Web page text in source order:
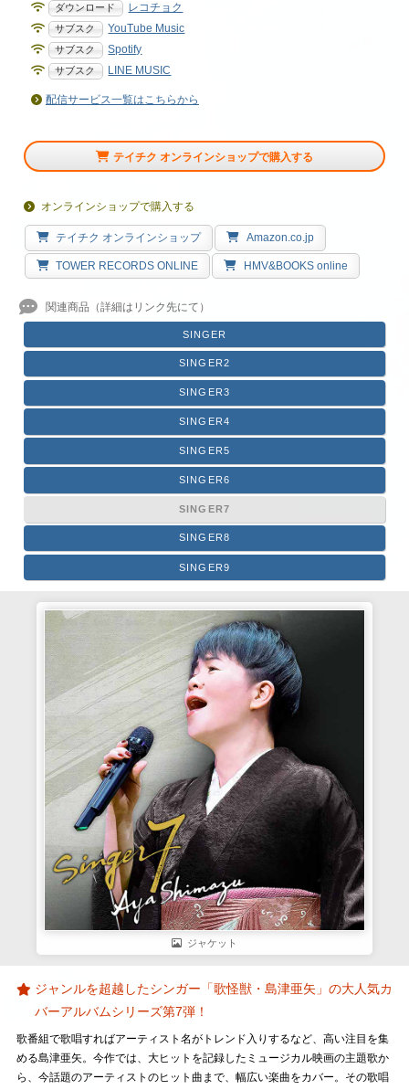
レコチョク
YouTube Music
Spotify
LINE MUSIC
配信サービス一覧はこちらから
テイチク オンラインショップで購入する
オンラインショップで購入する
テイチク オンラインショップ Amazon.co.jp
TOWER RECORDS ONLINE HMV&BOOKS online
SINGER
SINGER2
SINGER3
SINGER4
SINGER5
SINGER6
SINGER7
SINGER8
SINGER9
ジャケット
ジャンルを超越したシンガー「歌怪獣・島津亜矢」の大人気カ
バーアルバムシリーズ第7弾！
歌番組で歌唱すればアーティスト名がトレンド入りするなど、高い注目を集
める島津亜矢。今作では、大ヒットを記録したミュージカル映画の主題歌か
ら、今話題のアーティストのヒット曲まで、幅広い楽曲をカバー。その歌唱